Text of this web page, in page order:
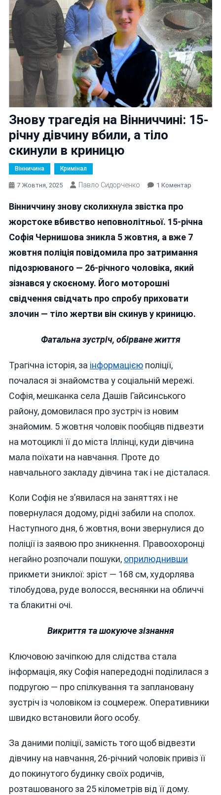
Знову трагедія на Вінниччині: 15-
річну дівчину вбили, а тіло
скинули в криницю
Вінничина Кримінал
7 Жовтня, 2025 Павло Сидорченко 1 КоментарДо
На
15-
Річну
Дівчину
Вінниччину знову сколихнула звістка про
жорстоке вбивство неповнолітньої. 15-річна
Софія Чернишова зникла 5 жовтня, а вже 7
жовтня поліція повідомила про затримання
підозрюваного — 26-річного чоловіка, який
зізнався у скоєному. Його моторошні
свідчення свідчать про спробу приховати
злочин — тіло жертви він скинув у криницю.
Фатальна зустріч, обірване життя
Трагічна історія, за інформацієюполіції,
почалася зі знайомства у соціальній мережі.
Софія, мешканка села Дашів Гайсинського
району, домовилася про зустріч із новим
знайомим. 5 жовтня чоловік пообіцяв підвезти
на мотоциклі її до міста Іллінці, куди дівчина
мала поїхати на навчання. Проте до
навчального закладу дівчина так і не дісталася.
Коли Софія не з’явилася на заняттях і не
повернулася додому, рідні забили на сполох.
Наступного дня, 6 жовтня, вони звернулися до
поліції із заявою про зникнення. Правоохоронці
негайно розпочали пошуки, оприлюднивши
прикмети зниклої: зріст — 168 см, худорлява
тілобудова, руде волосся, веснянки на обличчі
та блакитні очі.
Викриття та шокуюче зізнання
Ключовою зачіпкою для слідства стала
інформація, яку Софія напередодні поділилася з
подругою — про спілкування та заплановану
зустріч із чоловіком із соцмереж. Оперативники
швидко встановили його особу.
За даними поліції, замість того щоб відвезти
дівчину на навчання, 26-річний чоловік привіз її
до покинутого будинку своїх родичів,
розташованого за 25 кілометрів від її дому.